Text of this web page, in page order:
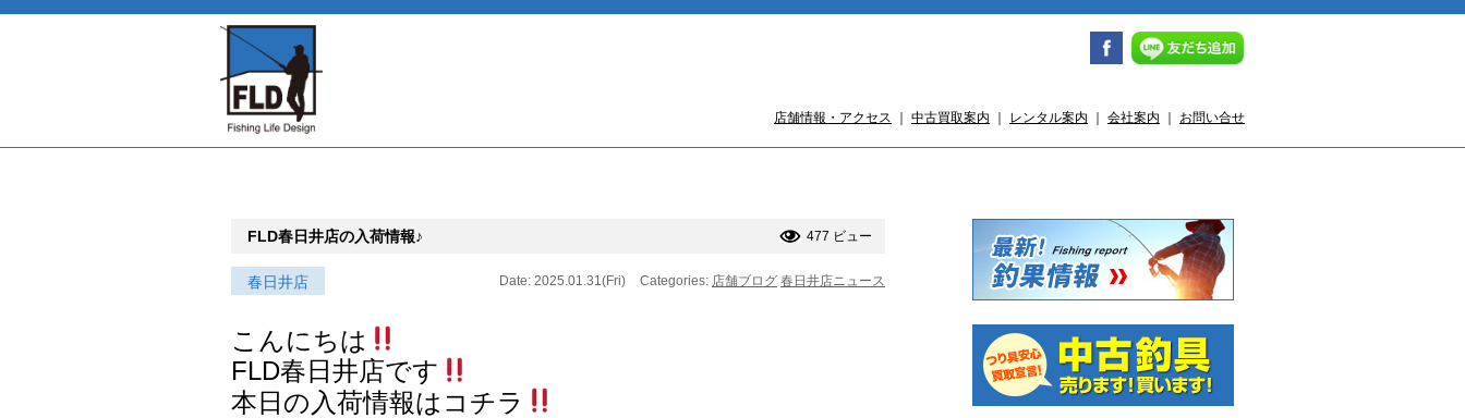
店舗情報・アクセス 中古買取案内 レンタル案内 会社案内 お問い合せ
FLD春日井店の入荷情報♪ 477 ビュー
春日井店 Date: 2025.01.31(Fri) Categories: 店舗ブログ 春日井店ニュース
こんにちは
FLD春日井店です
本日の入荷情報はコチラ